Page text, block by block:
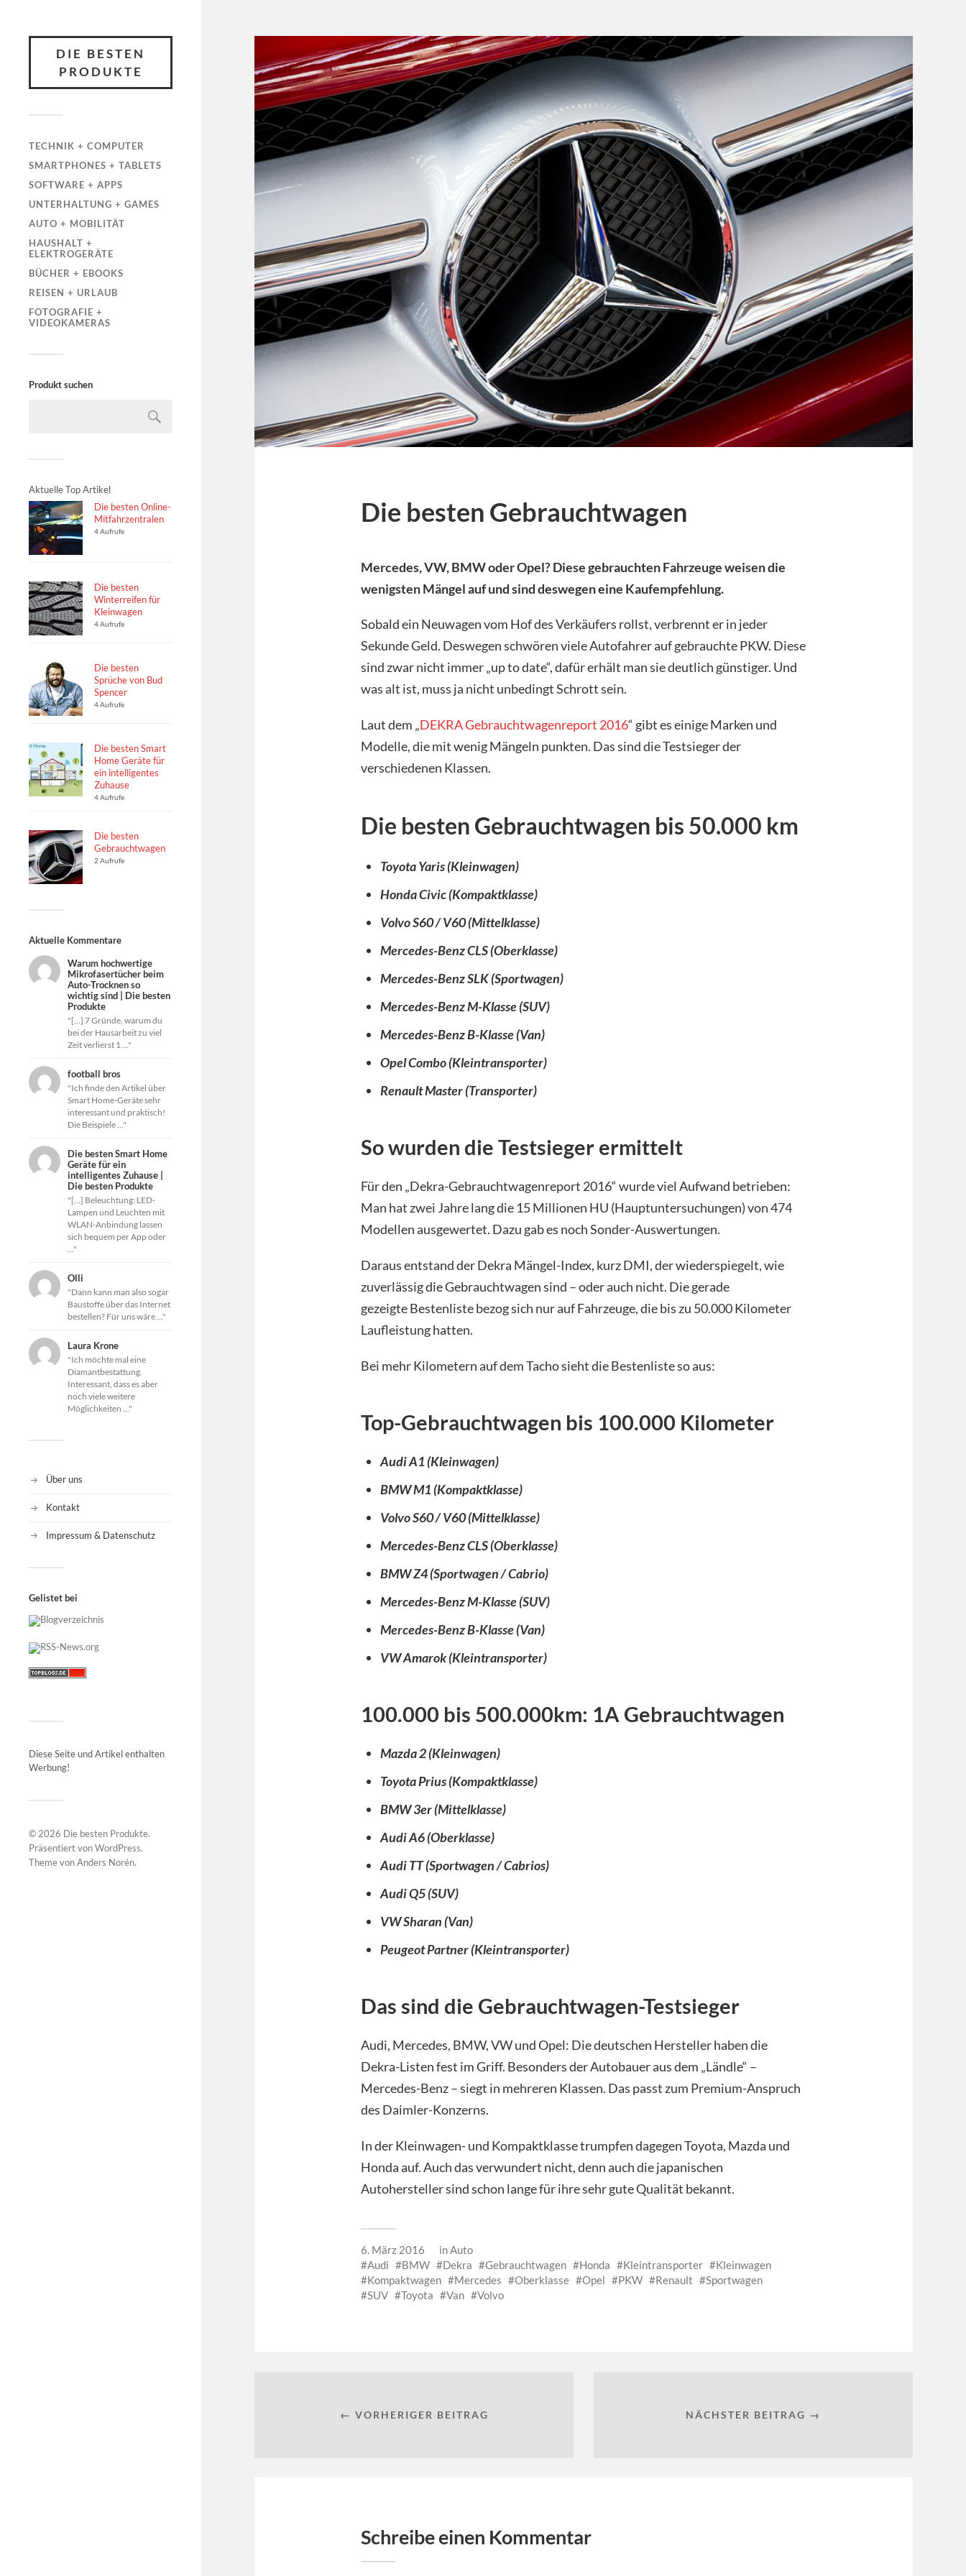
DIE BESTEN
PRODUKTE
TECHNIK + COMPUTER
SMARTPHONES + TABLETS
SOFTWARE + APPS
UNTERHALTUNG + GAMES
AUTO + MOBILITÄT
HAUSHALT +
ELEKTROGERÄTE
BÜCHER + EBOOKS
REISEN + URLAUB
FOTOGRAFIE +
VIDEOKAMERAS
Produkt suchen
Aktuelle Top Artikel
Die besten Online-
Mitfahrzentralen
4 Aufrufe
Die besten
Winterreifen für
Kleinwagen
4 Aufrufe
Die besten
Sprüche von Bud
Spencer
4 Aufrufe
Die besten Smart
Home Geräte für
ein intelligentes
Zuhause
4 Aufrufe
Die besten
Gebrauchtwagen
2 Aufrufe
Aktuelle Kommentare
Warum hochwertige
Mikrofasertücher beim
Auto-Trocknen so
wichtig sind | Die besten
Produkte
"[…] 7 Gründe, warum du
bei der Hausarbeit zu viel
Zeit verlierst 1 ..."
football bros
"Ich finde den Artikel über
Smart Home-Geräte sehr
interessant und praktisch!
Die Beispiele ..."
Die besten Smart Home
Geräte für ein
intelligentes Zuhause |
Die besten Produkte
"[…] Beleuchtung: LED-
Lampen und Leuchten mit
WLAN-Anbindung lassen
sich bequem per App oder
..."
Olli
"Dann kann man also sogar
Baustoffe über das Internet
bestellen? Für uns wäre ..."
Laura Krone
"Ich möchte mal eine
Diamantbestattung.
Interessant, dass es aber
noch viele weitere
Möglichkeiten ..."
Über uns
Kontakt
Impressum & Datenschutz
Gelistet bei
Diese Seite und Artikel enthalten
Werbung!
© 2026 Die besten Produkte.
Präsentiert vonWordPress.
Theme vonAnders Norén.
Die besten Gebrauchtwagen
Mercedes, VW, BMW oder Opel? Diese gebrauchten Fahrzeuge weisen die
wenigsten Mängel auf und sind deswegen eine Kaufempfehlung.
Sobald ein Neuwagen vom Hof des Verkäufers rollst, verbrennt er in jeder
Sekunde Geld. Deswegen schwören viele Autofahrer auf gebrauchte PKW. Diese
sind zwar nicht immer „up to date“, dafür erhält man sie deutlich günstiger. Und
was alt ist, muss ja nicht unbedingt Schrott sein.
Laut dem „DEKRA Gebrauchtwagenreport 2016“ gibt es einige Marken und
Modelle, die mit wenig Mängeln punkten. Das sind die Testsieger der
verschiedenen Klassen.
Die besten Gebrauchtwagen bis 50.000 km
Toyota Yaris (Kleinwagen)
Honda Civic (Kompaktklasse)
Volvo S60 / V60 (Mittelklasse)
Mercedes-Benz CLS (Oberklasse)
Mercedes-Benz SLK (Sportwagen)
Mercedes-Benz M-Klasse (SUV)
Mercedes-Benz B-Klasse (Van)
Opel Combo (Kleintransporter)
Renault Master (Transporter)
So wurden die Testsieger ermittelt
Für den „Dekra-Gebrauchtwagenreport 2016“ wurde viel Aufwand betrieben:
Man hat zwei Jahre lang die 15 Millionen HU (Hauptuntersuchungen) von 474
Modellen ausgewertet. Dazu gab es noch Sonder-Auswertungen.
Daraus entstand der Dekra Mängel-Index, kurz DMI, der wiederspiegelt, wie
zuverlässig die Gebrauchtwagen sind – oder auch nicht. Die gerade
gezeigte Bestenliste bezog sich nur auf Fahrzeuge, die bis zu 50.000 Kilometer
Laufleistung hatten.
Bei mehr Kilometern auf dem Tacho sieht die Bestenliste so aus:
Top-Gebrauchtwagen bis 100.000 Kilometer
Audi A1 (Kleinwagen)
BMW M1 (Kompaktklasse)
Volvo S60 / V60 (Mittelklasse)
Mercedes-Benz CLS (Oberklasse)
BMW Z4 (Sportwagen / Cabrio)
Mercedes-Benz M-Klasse (SUV)
Mercedes-Benz B-Klasse (Van)
VW Amarok (Kleintransporter)
100.000 bis 500.000km: 1A Gebrauchtwagen
Mazda 2 (Kleinwagen)
Toyota Prius (Kompaktklasse)
BMW 3er (Mittelklasse)
Audi A6 (Oberklasse)
Audi TT (Sportwagen / Cabrios)
Audi Q5 (SUV)
VW Sharan (Van)
Peugeot Partner (Kleintransporter)
Das sind die Gebrauchtwagen-Testsieger
Audi, Mercedes, BMW, VW und Opel: Die deutschen Hersteller haben die
Dekra-Listen fest im Griff. Besonders der Autobauer aus dem „Ländle“ –
Mercedes-Benz – siegt in mehreren Klassen. Das passt zum Premium-Anspruch
des Daimler-Konzerns.
In der Kleinwagen- und Kompaktklasse trumpfen dagegen Toyota, Mazda und
Honda auf. Auch das verwundert nicht, denn auch die japanischen
Autohersteller sind schon lange für ihre sehr gute Qualität bekannt.
6. März 2016 in Auto
Audi
BMW Dekra Gebrauchtwagen Honda Kleintransporter
Kleinwagen
Kompaktwagen
Mercedes Oberklasse Opel PKW Renault
Sportwagen
SUV
Toyota Van Volvo
← VORHERIGER BEITRAG NÄCHSTER BEITRAG →
Schreibe einen Kommentar